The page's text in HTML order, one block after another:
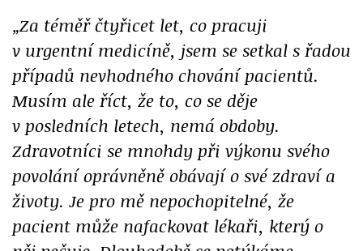
„Za téměř čtyřicet let, co pracuji
v urgentní medicíně, jsem se setkal s řadou
případů nevhodného chování pacientů.
Musím ale říct, že to, co se děje
v posledních letech, nemá obdoby.
Zdravotníci se mnohdy při výkonu svého
povolání oprávněně obávají o své zdraví a
životy. Je pro mě nepochopitelné, že
pacient může nafackovat lékaři, který o